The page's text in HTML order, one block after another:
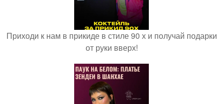
Приходи к нам в прикиде в стиле 90 х и получай подарки
от руки вверх!